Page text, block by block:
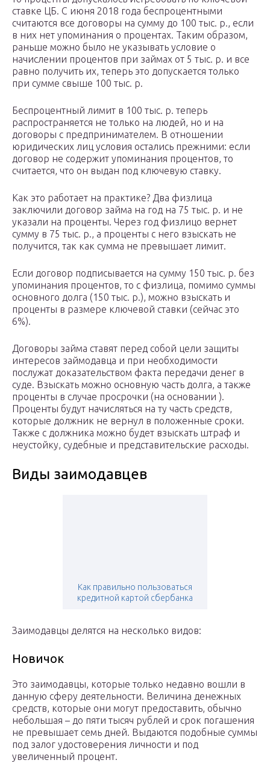
ставке ЦБ. С июня 2018 года беспроцентными
считаются все договоры на сумму до 100 тыс. р., если
в них нет упоминания о процентах. Таким образом,
раньше можно было не указывать условие о
начислении процентов при займах от 5 тыс. р. и все
равно получить их, теперь это допускается только
при сумме свыше 100 тыс. р.
Беспроцентный лимит в 100 тыс. р. теперь
распространяется не только на людей, но и на
договоры с предпринимателем. В отношении
юридических лиц условия остались прежними: если
договор не содержит упоминания процентов, то
считается, что он выдан под ключевую ставку.
Как это работает на практике? Два физлица
заключили договор займа на год на 75 тыс. р. и не
указали на проценты. Через год физлицо вернет
сумму в 75 тыс. р., а проценты с него взыскать не
получится, так как сумма не превышает лимит.
Если договор подписывается на сумму 150 тыс. р. без
упоминания процентов, то с физлица, помимо суммы
основного долга (150 тыс. р.), можно взыскать и
проценты в размере ключевой ставки (сейчас это
6%).
Договоры займа ставят перед собой цели защиты
интересов займодавца и при необходимости
послужат доказательством факта передачи денег в
суде. Взыскать можно основную часть долга, а также
проценты в случае просрочки (на основании ).
Проценты будут начисляться на ту часть средств,
которые должник не вернул в положенные сроки.
Также с должника можно будет взыскать штраф и
неустойку, судебные и представительские расходы.
Виды заимодавцев
Как правильно пользоваться
кредитной картой сбербанка
Заимодавцы делятся на несколько видов:
Новичок
Это заимодавцы, которые только недавно вошли в
данную сферу деятельности. Величина денежных
средств, которые они могут предоставить, обычно
небольшая – до пяти тысяч рублей и срок погашения
не превышает семь дней. Выдаются подобные суммы
под залог удостоверения личности и под
увеличенный процент.